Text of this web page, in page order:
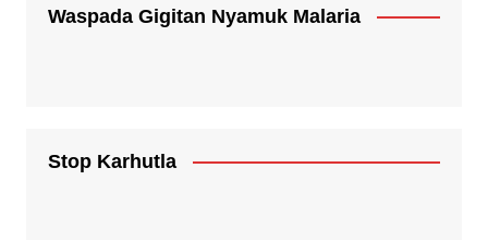
Waspada Gigitan Nyamuk Malaria
Stop Karhutla